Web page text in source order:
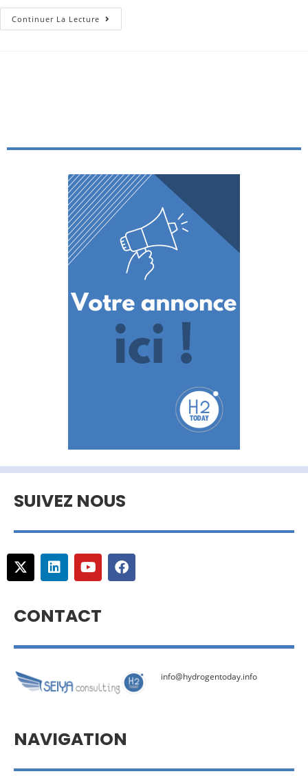
Continuer La Lecture
SUIVEZ NOUS
CONTACT
info@hydrogentoday.info
NAVIGATION